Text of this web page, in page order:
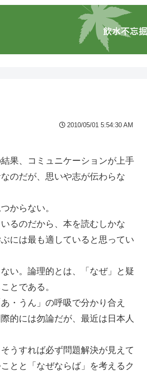
2010/05/01 5:54:30 AM
果、コミュニケーションが上手
のだが、思いや志が伝わらな
からない。
るのだから、本を読むしかな
には最も適していると思ってい
い。論理的とは、「なぜ」と疑
とである。
・うん」の呼吸で分かり合え
的には勿論だが、最近は日本人
うすれば必ず問題解決が見えて
とと「なぜならば」を考えるク